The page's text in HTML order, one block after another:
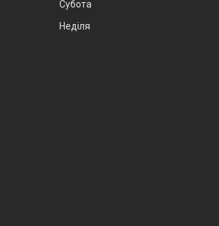
Субота
Неділя